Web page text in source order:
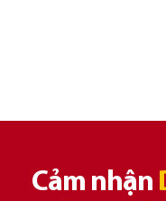
Cảm nhận